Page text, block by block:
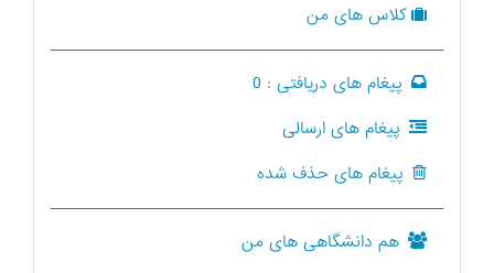
کلاس های من
پیغام های دریافتی : 0
پیغام های ارسالی
پیغام های حذف شده
هم دانشگاهی های من